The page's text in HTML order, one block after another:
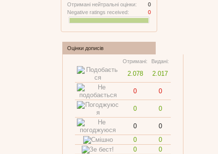
Отримані нейтральні оцінки:
0
Negative ratings received:
0
Оцінки дописів
Отримані: Видані:
2.078 2.017
0 0
0 0
0
0
0
0
0
0